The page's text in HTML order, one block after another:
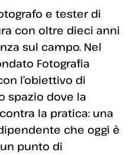
e tester di
con oltre dieci anni
sul campo. Nel
Fotografia
l’obiettivo di
spazio dove la
la pratica: una
che oggi è
punto di